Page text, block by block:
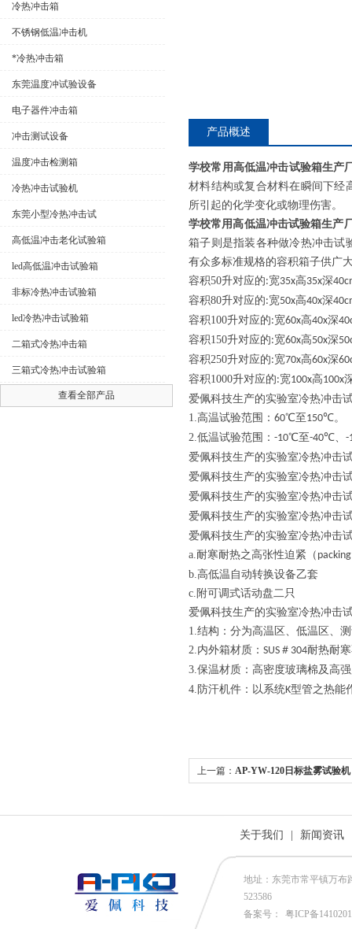
冷热冲击箱
不锈钢低温冲击机
*冷热冲击箱
东莞温度冲试验设备
电子器件冲击箱
冲击测试设备
温度冲击检测箱
冷热冲击试验机
东莞小型冷热冲击试
高低温冲击老化试验箱
led高低温冲击试验箱
非标冷热冲击试验箱
led冷热冲击试验箱
二箱式冷热冲击箱
三箱式冷热冲击试验箱
查看全部产品
产品概述
学校常用高低温冲击试验箱生产
材料结构或复合材料在瞬间下经
所引起的化学变化或物理伤害。
学校常用高低温冲击试验箱生产
箱子则是指装各种做冷热冲击试
有众多标准规格的容积箱子供广
容积50升对应的:宽35x高35x深
容积80升对应的:宽50x高40x深
容积100升对应的:宽60x高40x深
容积150升对应的:宽60x高50x深
容积250升对应的:宽70x高60x深
容积1000升对应的:宽100x高100x
爱佩科技生产的实验室冷热冲击
1.高温试验范围： 60℃至 150℃。
2.低温试验范围： -10℃至-40℃、 -
爱佩科技生产的实验室冷热冲击
爱佩科技生产的实验室冷热冲击
爱佩科技生产的实验室冷热冲击
爱佩科技生产的实验室冷热冲击
爱佩科技生产的实验室冷热冲击
a.耐寒耐热之高张性迫紧（ packing
b.高低温自动转换设备乙套
c. 附可调式话动盘二只
爱佩科技生产的实验室冷热冲击
1.结构：分为高温区、低温区、
2.内外箱材质： SUS ＃ 304耐热耐
3.保温材质：高密度玻璃棉及高
4. 防汗机件：以系统K型管之热能
上一篇： AP-YW-120日标盐雾试验机
关于我们 新闻资讯
地址：东莞市常平镇万布
523586
备案号：
粤ICP备